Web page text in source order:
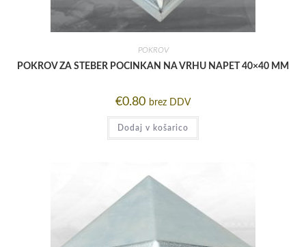
POKROV
POKROV ZA STEBER POCINKAN NA VRHU NAPET 40×40 MM
€0.80 brez DDV
Dodaj v košarico